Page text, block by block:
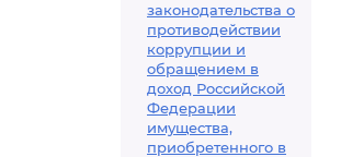
законодательства о
противодействии
коррупции и
обращением в
доход Российской
Федерации
имущества,
приобретенного в